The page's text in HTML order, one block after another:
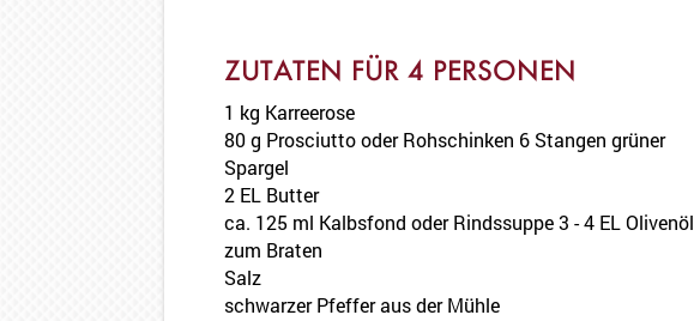
ZUTATEN FÜR 4 PERSONEN
1 kg Karreerose
80 g Prosciutto oder Rohschinken 6 Stangen grüner
Spargel
2 EL Butter
ca. 125 ml Kalbsfond oder Rindssuppe 3 - 4 EL Olivenöl
zum Braten
Salz
schwarzer Pfeffer aus der Mühle